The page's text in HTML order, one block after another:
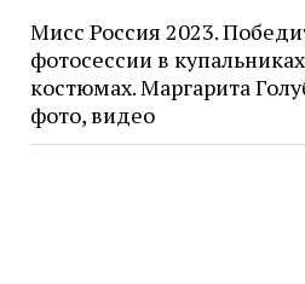
Мисс Россия 2023.
фотосессии в
костюмах. Маргарита
фото, видео